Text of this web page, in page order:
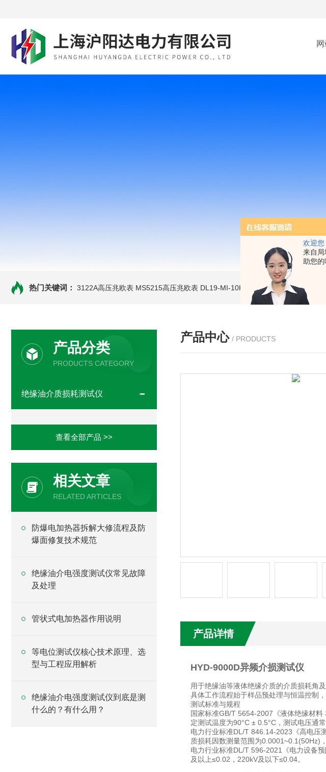
欢迎您
来自
助您的
热门关键词： 3122A高压兆欧表 MS5215高压兆欧表 DL19-MI-10KVe 高压兆欧表 5000V数
产品分类
PRODUCTS CATEGORY
绝缘油介质损耗测试仪
查看全部产品 >>
相关文章
RELATED ARTICLES
防爆电加热器拆解大修流程及防
爆面修复技术规范
绝缘油介电强度测试仪常见故障
及处理
管状式电加热器作用说明
等电位测试仪核心技术原理、选
型与工程应用解析
绝缘油介电强度测试仪到底是测
什么的？有什么用？
产品中心 / PRODUCTS
产品详情
HYD-9000D异频介损测试仪
用于绝缘油等液体绝缘介质的介质损耗角
具体工作流程始于样品预处理与恒温控制
测试标准与规程
国家标准GB/T 5654-2007《液体绝缘材
定测试温度为90°C ± 0.5°C，测试电压通常
电力行业标准DL/T 846.14-2023《高电压
质损耗因数测量范围为0.0001~0.1(50Hz)
电力行业标准DL/T 596-2021《电力设备
及以上≤0.02，220kV及以下≤0.04。